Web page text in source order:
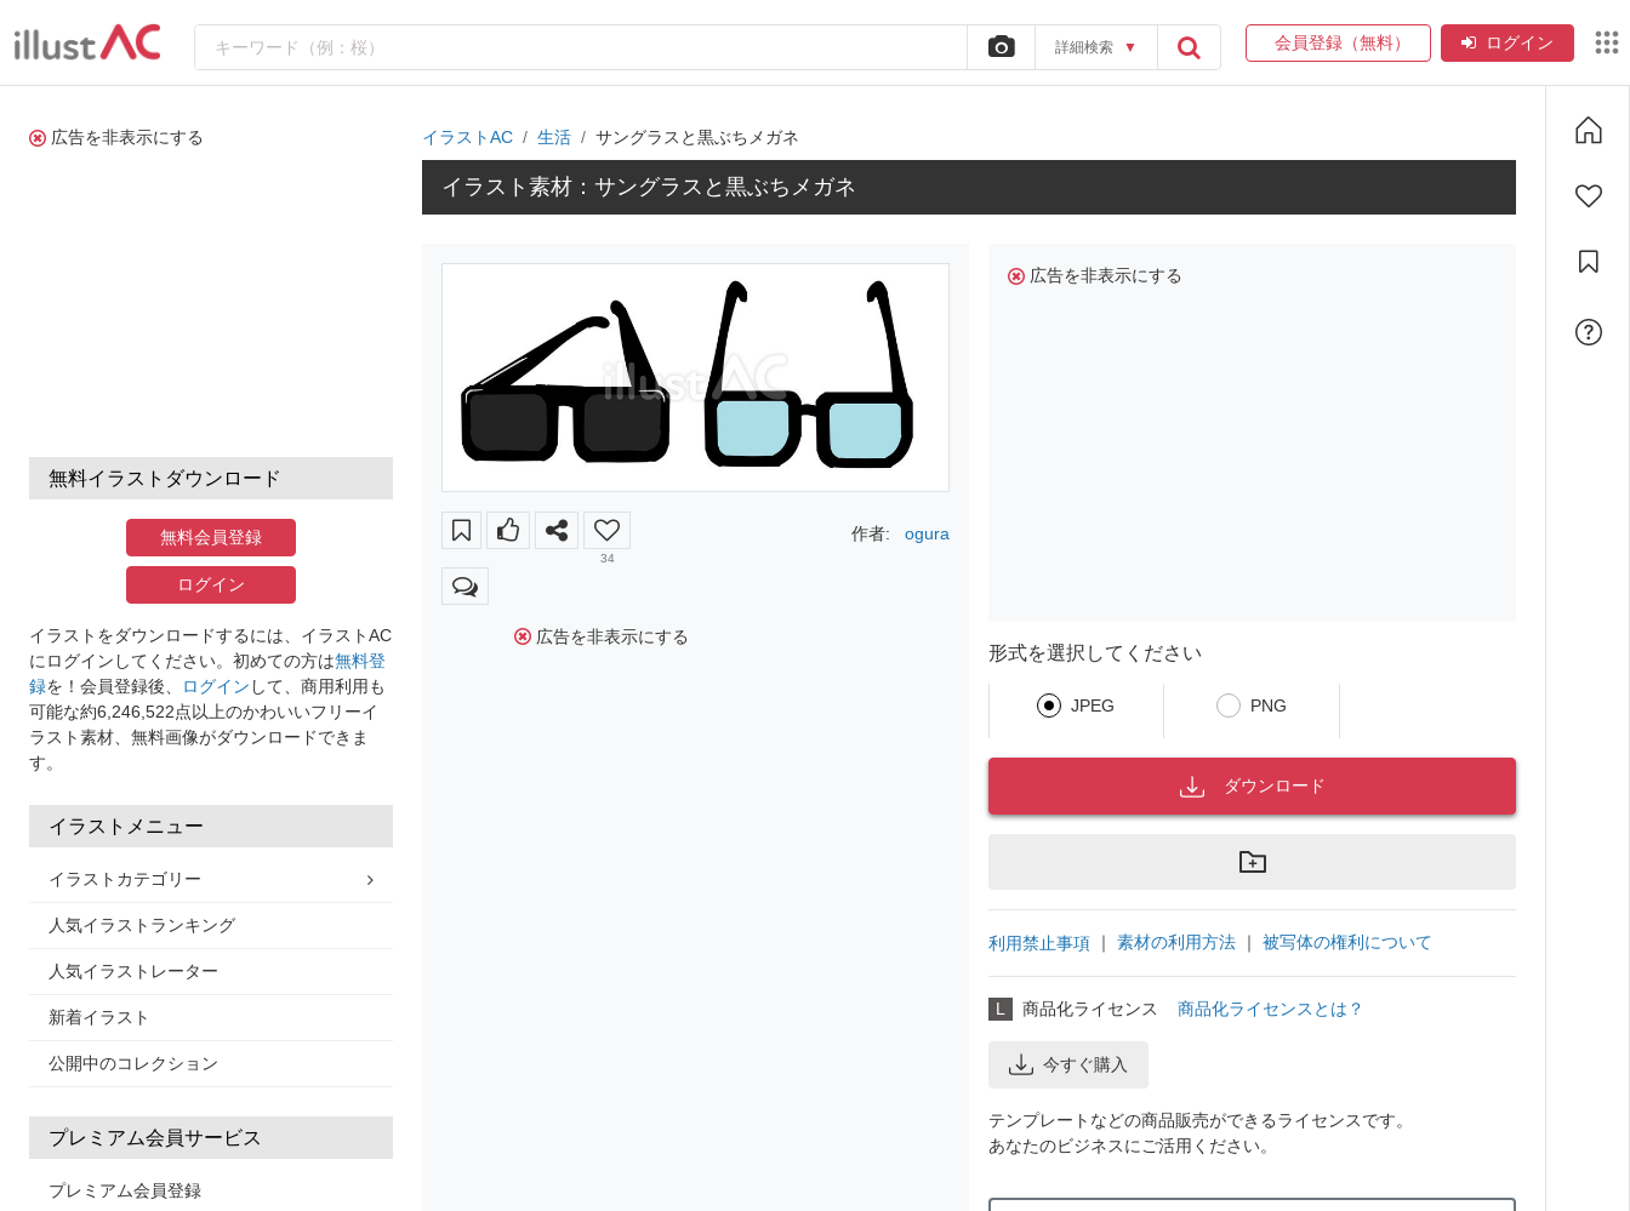
詳細検索 ▼ 会員登録（無料） ログイン
広告を非表示にする
無料イラストダウンロード
無料会員登録
ログイン
イラストをダウンロードするには、イラストAC
にログインしてください。初めての方は無料登
録を！会員登録後、 ログイン して、商用利用も
可能な約6,246,522点以上のかわいいフリーイ
ラスト素材、無料画像がダウンロードできま
す。
イラストメニュー
イラストカテゴリー
人気イラストランキング
人気イラストレーター
新着イラスト
公開中のコレクション
プレミアム会員サービス
プレミアム会員登録
イラストAC 生活 サングラスと黒ぶちメガネ
イラスト素材：サングラスと黒ぶちメガネ
34
作者: ogura
広告を非表示にする
広告を非表示にする
形式を選択してください
JPEG PNG
ダウンロード
利用禁止事項 ｜ 素材の利用方法 ｜ 被写体の権利について
L 商品化ライセンス 商品化ライセンスとは？
今すぐ購入
テンプレートなどの商品販売ができるライセンスです。
あなたのビジネスにご活用ください。